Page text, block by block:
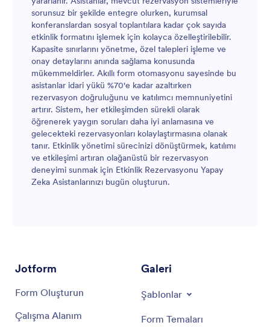
sorunsuz bir şekilde entegre olurken, kurumsal
konferanslardan sosyal toplantılara kadar çok sayıda
etkinlik formatını işlemek için kolayca özelleştirilebilir.
Kapasite sınırlarını yönetme, özel talepleri işleme ve
onay detaylarını anında sağlama konusunda
mükemmeldirler. Akıllı form otomasyonu sayesinde bu
asistanlar idari yükü %70'e kadar azaltırken
rezervasyon doğruluğunu ve katılımcı memnuniyetini
artırır. Sistem, her etkileşimden sürekli olarak
öğrenerek yaygın soruları daha iyi anlamasına ve
gelecekteki rezervasyonları kolaylaştırmasına olanak
tanır. Etkinlik yönetimi sürecinizi dönüştürmek, katılımı
ve etkileşimi artıran olağanüstü bir rezervasyon
deneyimi sunmak için Etkinlik Rezervasyonu Yapay
Zeka Asistanlarınızı bugün oluşturun.
Jotform
Form Oluşturun
Çalışma Alanım
Galeri
Şablonlar
Form Temaları